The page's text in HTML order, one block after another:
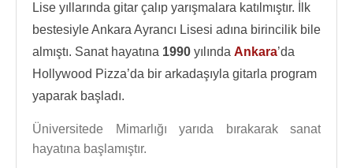
Lise yıllarında gitar çalıp yarışmalara katılmıştır. İlk
bestesiyle Ankara Ayrancı Lisesi adına birincilik bile
almıştı. Sanat hayatına 1990 yılında Ankara’da
Hollywood Pizza’da bir arkadaşıyla gitarla program
yaparak başladı.
Üniversitede Mimarlığı yarıda bırakarak sanat
hayatına başlamıştır.